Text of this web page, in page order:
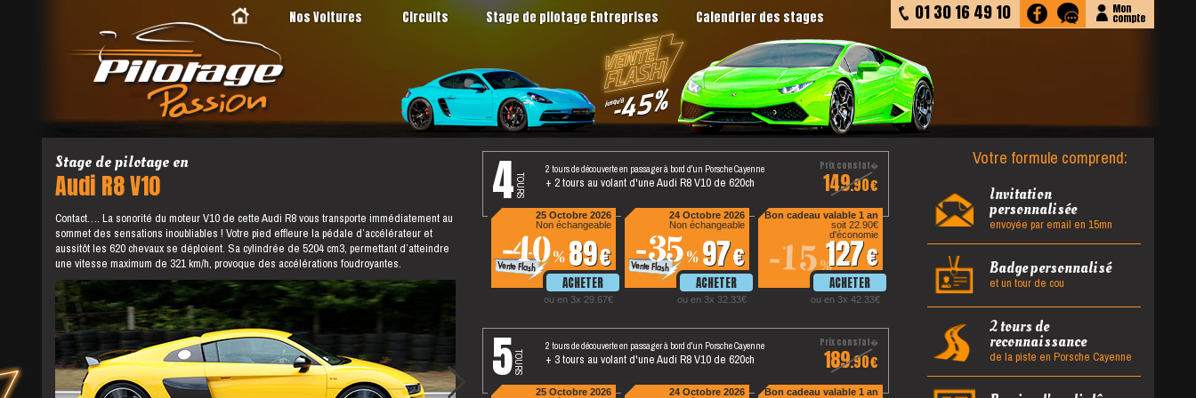
Nos Voitures Circuits Stage de pilotage Entreprises Calendrier des stages 01 30 16 49 10 Mon
compte
Stage de pilotage en
Audi R8 V10
Contact…. La sonorité du moteur V10 de cette Audi R8 vous transporte immédiatement au
sommet des sensations inoubliables ! Votre pied effleure la pédale d’accélérateur et
aussitôt les 620 chevaux se déploient. Sa cylindrée de 5204 cm3, permettant d’atteindre
une vitesse maximum de 321 km/h, provoque des accélérations foudroyantes.
4tours
2 tours de découverte en passager à bord d'un Porsche Cayenne
+ 2 tours au volant d'une Audi R8 V10 de 620ch 149.90
Bon cadeau valable 1 an
127
ou en 3x 42.33
-15%
soit 22.90
d'économie
24 Octobre 2026
Non échangeable
97
ou en 3x 32.33
-35%
25 Octobre 2026
Non échangeable
89
ou en 3x 29.67
-40%
5tours
2 tours de découverte en passager à bord d'un Porsche Cayenne
+ 3 tours au volant d'une Audi R8 V10 de 620ch 189.90
Bon cadeau valable 1 an
24 Octobre 2026
25 Octobre 2026
Votre formule comprend:
Invitation
personnalisée
envoyée par email en 15mn
Badge personnalisé
et un tour de cou
2 tours de
reconnaissance
de la piste en Porsche Cayenne